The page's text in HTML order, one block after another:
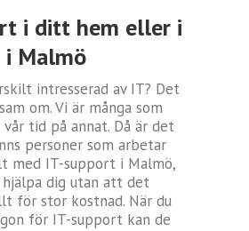
i ditt hem eller i
i Malmö
intresserad av IT? Det
om. Vi är många som
tid på annat. Då är det
personer som arbetar
med IT-support i Malmö,
hjälpa dig utan att det
för stor kostnad. När du
för IT-support kan de